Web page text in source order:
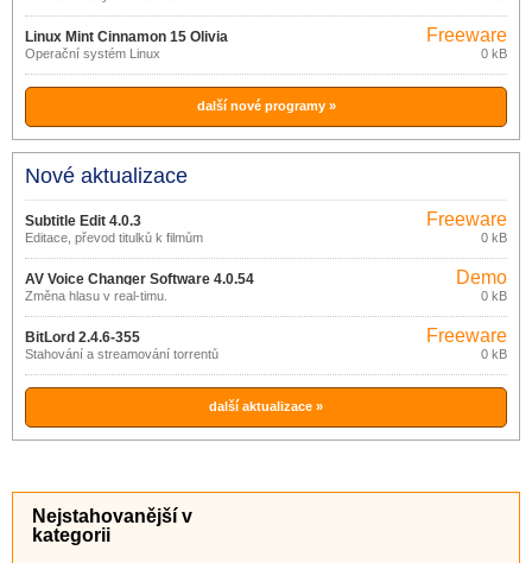
Linux Mint Cinnamon 15 Olivia
Operační systém Linux
Freeware
0 kB
další nové programy »
Nové aktualizace
Subtitle Edit 4.0.3
Editace, převod titulků k filmům
Freeware
0 kB
AV Voice Changer Software 4.0.54
Změna hlasu v real-timu.
Demo
0 kB
BitLord 2.4.6-355
Stahování a streamování torrentů
Freeware
0 kB
další aktualizace »
Nejstahovanější v
kategorii